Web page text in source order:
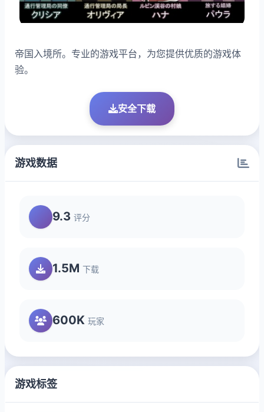
帝国入境所。专业的游戏平台，为您提供优质的游戏体
验。
安全下载
游戏数据
9.3 评分
1.5M 下载
600K 玩家
游戏标签